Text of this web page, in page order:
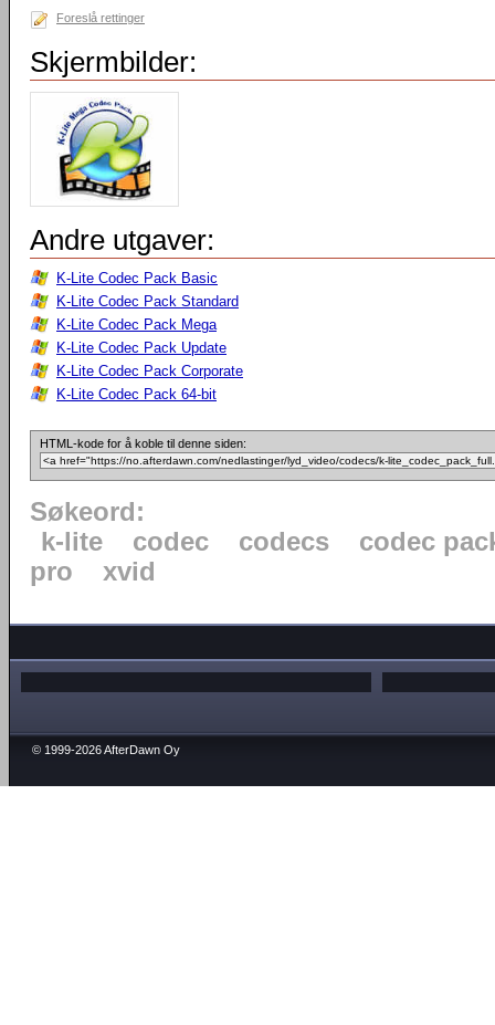
Foreslå rettinger
Skjermbilder:
Andre utgaver:
K-Lite Codec Pack Basic
K-Lite Codec Pack Standard
K-Lite Codec Pack Mega
K-Lite Codec Pack Update
K-Lite Codec Pack Corporate
K-Lite Codec Pack 64-bit
HTML-kode for å koble til denne siden:
Søkeord:
k-lite
codec codecs
codec
pro
xvid
© 1999-2026 AfterDawn Oy